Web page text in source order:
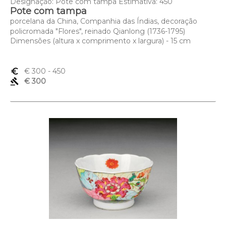
Pote com tampa
porcelana da China, Companhia das Índias, decoração
policromada "Flores", reinado Qianlong (1736-1795)
Dimensões (altura x comprimento x largura) - 15 cm
euro_symbol € 300 - 450
gavel
€ 300